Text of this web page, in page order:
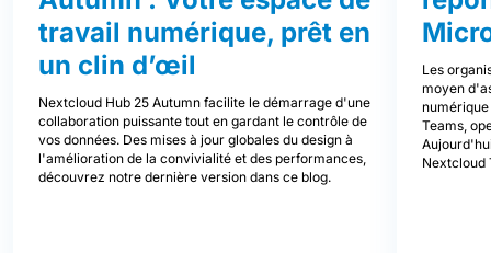
travail numérique, prêt en
un clin d’œil
Nextcloud Hub 25 Autumn facilite le démarrage d'une
collaboration puissante tout en gardant le contrôle de
vos données. Des mises à jour globales du design à
l'amélioration de la convivialité et des performances,
découvrez notre dernière version dans ce blog.
Les
moyen
Teams,
Nextcloud